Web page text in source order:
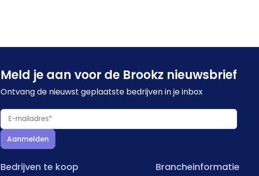
Meld je aan voor de Brookz nieuwsbrief
Ontvang de nieuwst geplaatste bedrijven in je inbox
Aanmelden
Bedrijven te koop Brancheinformatie